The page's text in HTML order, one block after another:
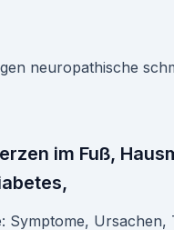
im Fuß,
Symptome, Ursachen,